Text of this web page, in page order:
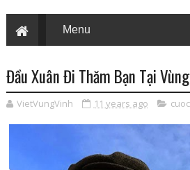
Đầu Xuân Đi Thăm Bạn Tại
VietVungVinh 11 years ago